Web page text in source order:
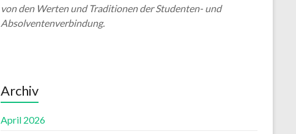
von den Werten und Traditionen der Studenten- und
Absolventenverbindung.
Archiv
April 2026